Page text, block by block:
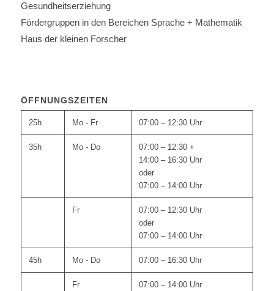
Gesundheitserziehung
Fördergruppen in den Bereichen Sprache + Mathematik
Haus der kleinen Forscher
ÖFFNUNGSZEITEN
25h Mo - Fr 07:00 – 12:30 Uhr
35h Mo - Do
07:00 – 12:30 +
14:00 – 16:30 Uhr
oder
07:00 – 14:00 Uhr
Fr
07:00 – 12:30 Uhr
oder
07:00 – 14:00 Uhr
45h Mo - Do 07:00 – 16:30 Uhr
Fr 07:00 – 14:00 Uhr